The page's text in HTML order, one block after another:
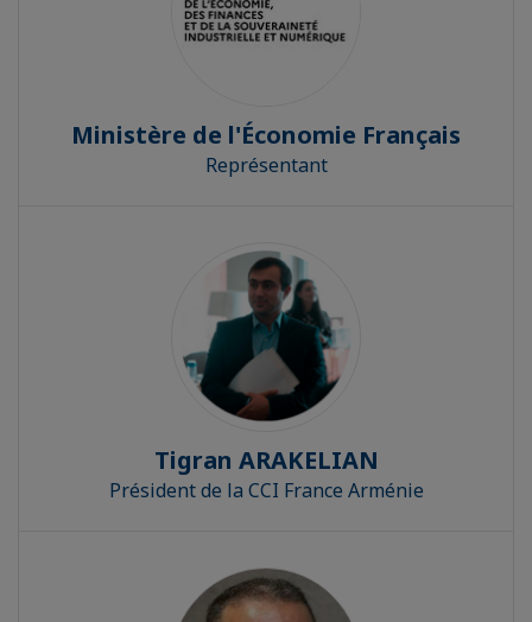
Ministère de l'Économie Français
Représentant
Tigran ARAKELIAN
Président de la CCI France Arménie